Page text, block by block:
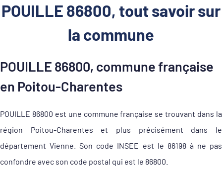
POUILLE 86800, tout savoir sur
la commune
POUILLE 86800, commune française
en Poitou-Charentes
POUILLE 86800 est une commune française se trouvant dans la
région Poitou-Charentes et plus précisément dans le
département Vienne. Son code INSEE est le 86198 à ne pas
confondre avec son code postal qui est le 86800.